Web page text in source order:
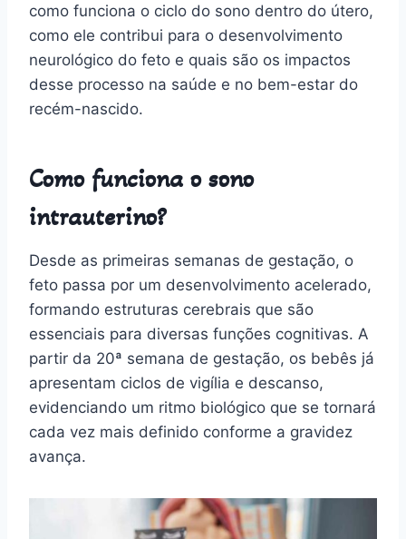
como funciona o ciclo do sono dentro do útero,
como ele contribui para o desenvolvimento
neurológico do feto e quais são os impactos
desse processo na saúde e no bem-estar do
recém-nascido.
Como funciona o sono
intrauterino?
Desde as primeiras semanas de gestação, o
feto passa por um desenvolvimento acelerado,
formando estruturas cerebrais que são
essenciais para diversas funções cognitivas. A
partir da 20ª semana de gestação, os bebês já
apresentam ciclos de vigília e descanso,
evidenciando um ritmo biológico que se tornará
cada vez mais definido conforme a gravidez
avança.